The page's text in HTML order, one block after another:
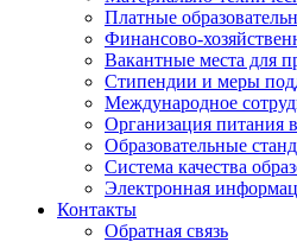
Платные
Финансово-
Вакантные места для
Стипендии и меры
Международное
Организация питания
Образовательные
Система качества
Электронная
Контакты
Обратная связь